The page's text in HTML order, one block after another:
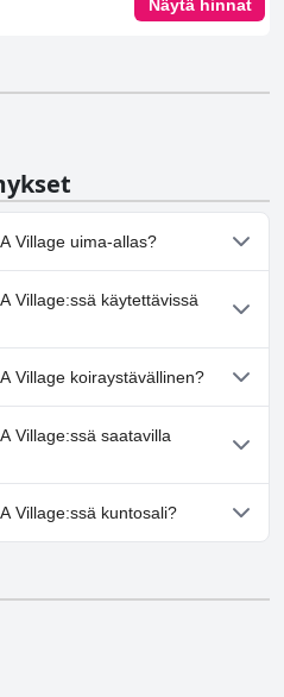
Näytä hinnat
Village uima-allas?
on uima-allas/altaita,
seuraavista luokista:
Village:ssä käytettävissä
ei tarjoa kylpylää.
Village koiraystävällinen?
ei salli koiria.
Village:ssä saatavilla
tarjoaa
Village:ssä kuntosali?